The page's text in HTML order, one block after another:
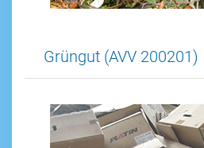
Grüngut (AVV 200201)